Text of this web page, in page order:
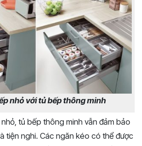
nhỏ với tủ bếp thông minh
tủ bếp thông minh vẫn đảm bảo
tiện nghi. Các ngăn kéo có thể được